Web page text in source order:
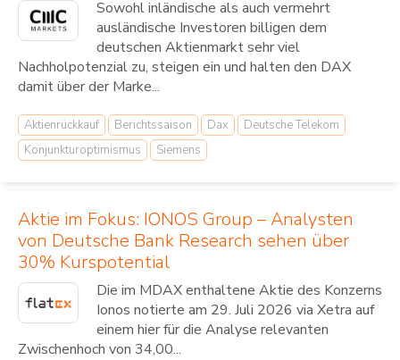
Sowohl inländische als auch vermehrt
ausländische Investoren billigen dem
deutschen Aktienmarkt sehr viel
Nachholpotenzial zu, steigen ein und halten den DAX
damit über der Marke...
Aktienrückkauf Berichtssaison Dax
Deutsche Telekom
Konjunkturoptimismus
Siemens
Aktie im Fokus: IONOS Group – Analysten
von Deutsche Bank Research sehen über
30% Kurspotential
Die im MDAX enthaltene Aktie des Konzerns
Ionos notierte am 29. Juli 2026 via Xetra auf
einem hier für die Analyse relevanten
Zwischenhoch von 34,00...